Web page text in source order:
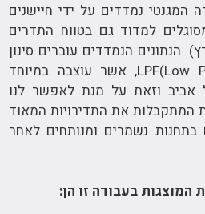
נמדדים על ידי חיישנים
למדוד גם בטווח התדרים
נמוכים ( 0-5 הרץ). הנתונים הנמדדים עוברים סינון
דרך מערכת LPF(Low Pass Filter), אשר עוצבה במיוחד
אביב וזאת על מנת לאפשר לנו
המתקבלות את התדירויות המאוד
בתחנות נשמרים ומנותחים לאחר
בעבודה זו הן: